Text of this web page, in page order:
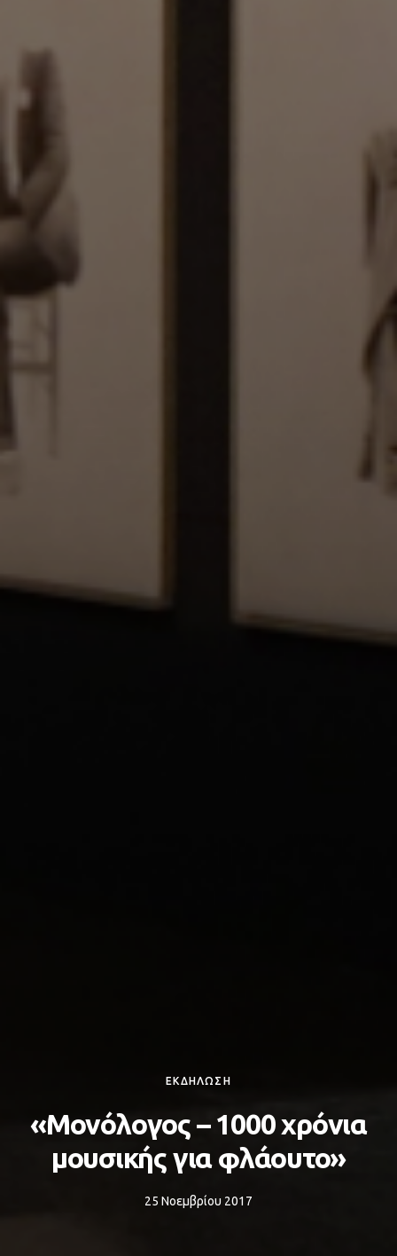
ΕΚΔΗΛΩΣΗ
«Μονόλογος – 1000 χρόνια
μουσικής για φλάουτο»
25 Νοεμβρίου 2017